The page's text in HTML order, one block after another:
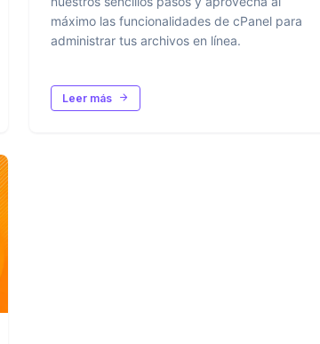
máximo las funcionalidades de cPanel para
administrar tus archivos en línea.
Leer más